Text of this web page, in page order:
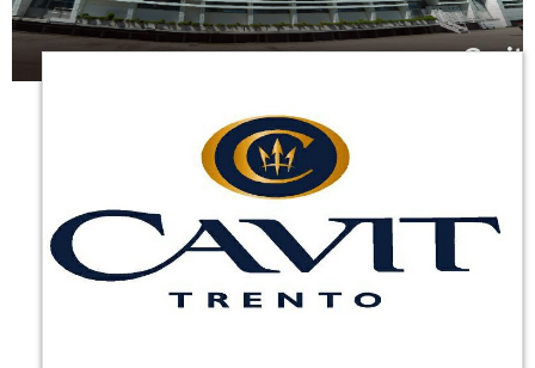
Cavit
Cavit è l'acronimo di Cantina viticoltori del Trentino. È una cooperativa che
unisce 11 cantine sociali per un totale di ben 4500 viticoltori. La storia di
Cavit ha inizio nel 1950 quando alcuni coltivatori della zona a nord di Trento,
pienamente consapevoli dell'unicità dei loro prodotti e con l'obiettivo di
valorizzarli al meglio, decisero di dare vita ad un consorzio. Questo
consorzio era aperto e rivolto ai viticoltori trentini e aveva il compito di
supportare tutte le fasi della vinificazione. Dopo qualche anno il consorzio